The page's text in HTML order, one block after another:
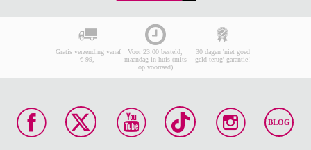
Gratis verzending vanaf
€ 99,-
Voor 23:00 besteld,
maandag in huis (mits
op voorraad)
30 dagen 'niet goed
geld terug' garantie!
BLOG